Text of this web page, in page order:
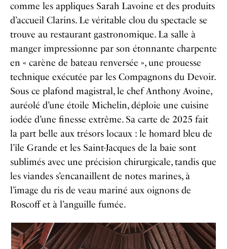
comme les appliques Sarah Lavoine et des produits
d’accueil Clarins. Le véritable clou du spectacle se
trouve au restaurant gastronomique. La salle à
manger impressionne par son étonnante charpente
en « carène de bateau renversée », une prouesse
technique exécutée par les Compagnons du Devoir.
Sous ce plafond magistral, le chef Anthony Avoine,
auréolé d’une étoile Michelin, déploie une cuisine
iodée d’une finesse extrême. Sa carte de 2025 fait
la part belle aux trésors locaux : le homard bleu de
l’île Grande et les Saint-Jacques de la baie sont
sublimés avec une précision chirurgicale, tandis que
les viandes s’encanaillent de notes marines, à
l’image du ris de veau mariné aux oignons de
Roscoff et à l’anguille fumée.